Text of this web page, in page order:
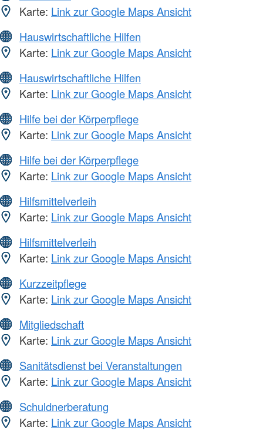
Karte: Link zur Google Maps Ansicht
Hauswirtschaftliche Hilfen
Karte: Link zur Google Maps Ansicht
Hauswirtschaftliche Hilfen
Karte: Link zur Google Maps Ansicht
Hilfe bei der Körperpflege
Karte: Link zur Google Maps Ansicht
Hilfe bei der Körperpflege
Karte: Link zur Google Maps Ansicht
Hilfsmittelverleih
Karte: Link zur Google Maps Ansicht
Hilfsmittelverleih
Karte: Link zur Google Maps Ansicht
Kurzzeitpflege
Karte: Link zur Google Maps Ansicht
Mitgliedschaft
Karte: Link zur Google Maps Ansicht
Sanitätsdienst bei Veranstaltungen
Karte: Link zur Google Maps Ansicht
Schuldnerberatung
Karte: Link zur Google Maps Ansicht